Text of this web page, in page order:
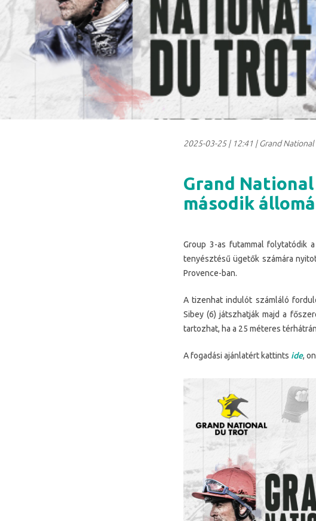
2025-03-25| 12:41 | Grand
Grand
második
Group 3-as futammal folytatódik
tenyésztésű ügetők számára
Provence-ban.
A tizenhat indulót számláló
Sibey (6) játszhatják majd a
tartozhat, ha a 25 méteres
A fogadási ajánlatért kattints ide,